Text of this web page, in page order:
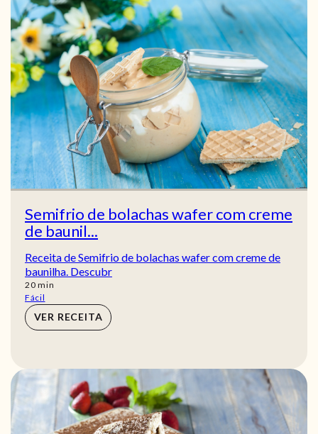
Semifrio de bolachas wafer com creme
de baunil...
Receita de Semifrio de bolachas wafer com creme de
baunilha. Descubr
20min
min
Fácil
VER RECEITA